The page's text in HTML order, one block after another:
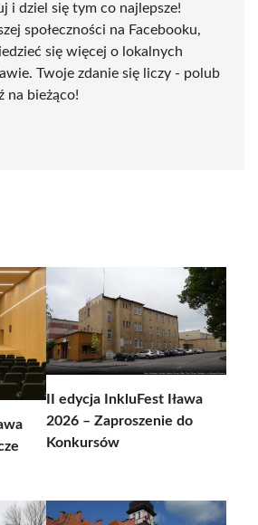
i dziel się tym co najlepsze!
społeczności na Facebooku,
się więcej o lokalnych
Twoje zdanie się liczy - polub
na bieżąco!
II edycja InkluFest Iława
2026 – Zaproszenie do
Konkursów